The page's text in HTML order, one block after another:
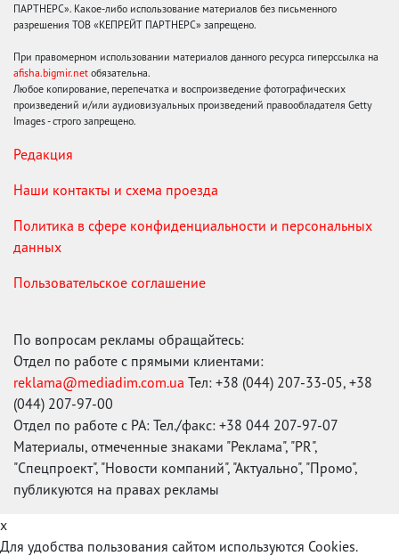
ПАРТНЕРС». Какое-либо использование материалов без письменного
разрешения ТОВ «КЕПРЕЙТ ПАРТНЕРС» запрещено.
При правомерном использовании материалов данного ресурса гиперссылка на
afisha.bigmir.net обязательна.
Любое копирование, перепечатка и воспроизведение фотографических
произведений и/или аудиовизуальных произведений правообладателя Getty
Images - строго запрещено.
Редакция
Наши контакты и схема проезда
Политика в сфере конфиденциальности и персональных
данных
Пользовательское соглашение
По вопросам рекламы обращайтесь:
Отдел по работе с прямыми клиентами:
reklama@mediadim.com.ua Тел: +38 (044) 207-33-05, +38
(044) 207-97-00
Отдел по работе с РА: Тел./факс: +38 044 207-97-07
Материалы, отмеченные знаками "Реклама", "PR",
"Спецпроект", "Новости компаний", "Актуально", "Промо",
публикуются на правах рекламы
x
Для удобства пользования сайтом используются Cookies.